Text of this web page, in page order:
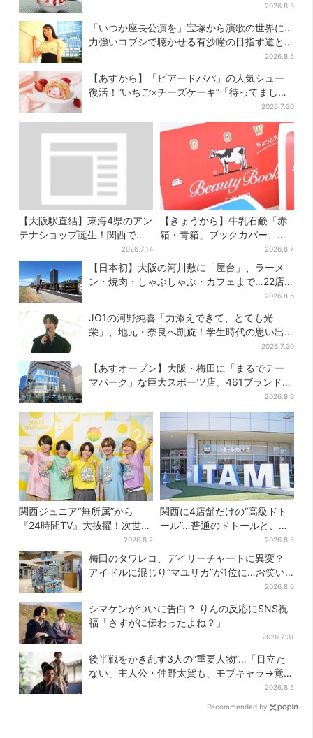
2026.8.5
「いつか座長公演を」宝塚から演歌の世界に…
力強いコブシで聴かせる有沙瞳の目指す道と
2026.8.5
【あすから】「ビアードパパ」の人気シュー
復活！“いちご×チーズケーキ”「待ってまし
2026.7.30
【大阪駅直結】東海4県のアン
テナショップ誕生！関西では
ここでしか買えない限定グル
メも
2026.7.14
【きょうから】牛乳石鹸「赤
箱・青箱」ブックカバー、大
阪で無料配布！ 先着1000名
に「牛のカード」も
2026.8.7
【日本初】大阪の河川敷に「屋台」、ラーメ
ン・焼肉・しゃぶしゃぶ・カフェまで…22店
2026.8.6
JO1の河野純喜「力添えできて、とても光
栄」、地元・奈良へ凱旋！学生時代の思い出
2026.7.30
【あすオープン】大阪・梅田に「まるでテー
マパーク」な巨大スポーツ店、461ブランド集
2026.8.6
関西ジュニア“無所属”から
『24時間TV』大抜擢！次世代
スターと期待「まさか僕
が…」
2026.8.2
関西に4店舗だけの“高級ドト
ール”…普通のドトールと、何
が違う？コーヒーは約2倍の
600円
2026.8.5
梅田のタワレコ、デイリーチャートに異変？
アイドルに混じり“マユリカ”が1位に…お笑い
2026.8.6
シマケンがついに告白？ りんの反応にSNS祝
福「さすがに伝わったよね？」
2026.7.31
後半戦をかき乱す3人の“重要人物”…「目立た
ない」主人公・仲野太賀も、モブキャラ→覚醒
2026.8.5
Recommended by